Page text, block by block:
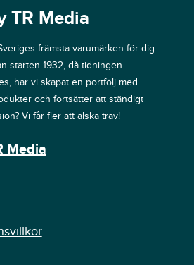
TR Media
främsta varumärken för dig
starten 1932, då tidningen
har vi skapat en portfölj med
och fortsätter att ständigt
Vi får fler att älska trav!
Media